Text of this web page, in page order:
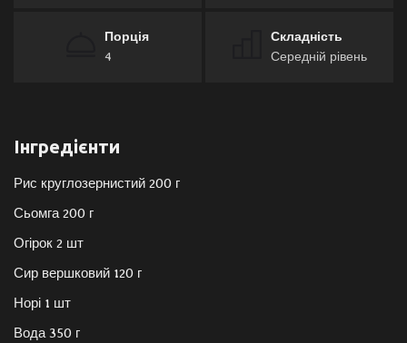
Відео
Мова
English Ukraine
Порція
4
Складність
Середній рівень
Інгредієнти
Рис круглозернистий 200 г
Сьомга 200 г
Огірок 2 шт
Сир вершковий 120 г
Норі 1 шт
Вода 350 г